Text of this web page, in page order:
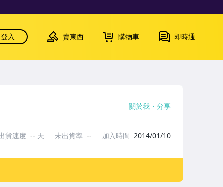
登入 賣東西 購物車 即時通
關於我 分享
貨速度 -- 天 未出貨率 -- 加入時間 2014/01/10